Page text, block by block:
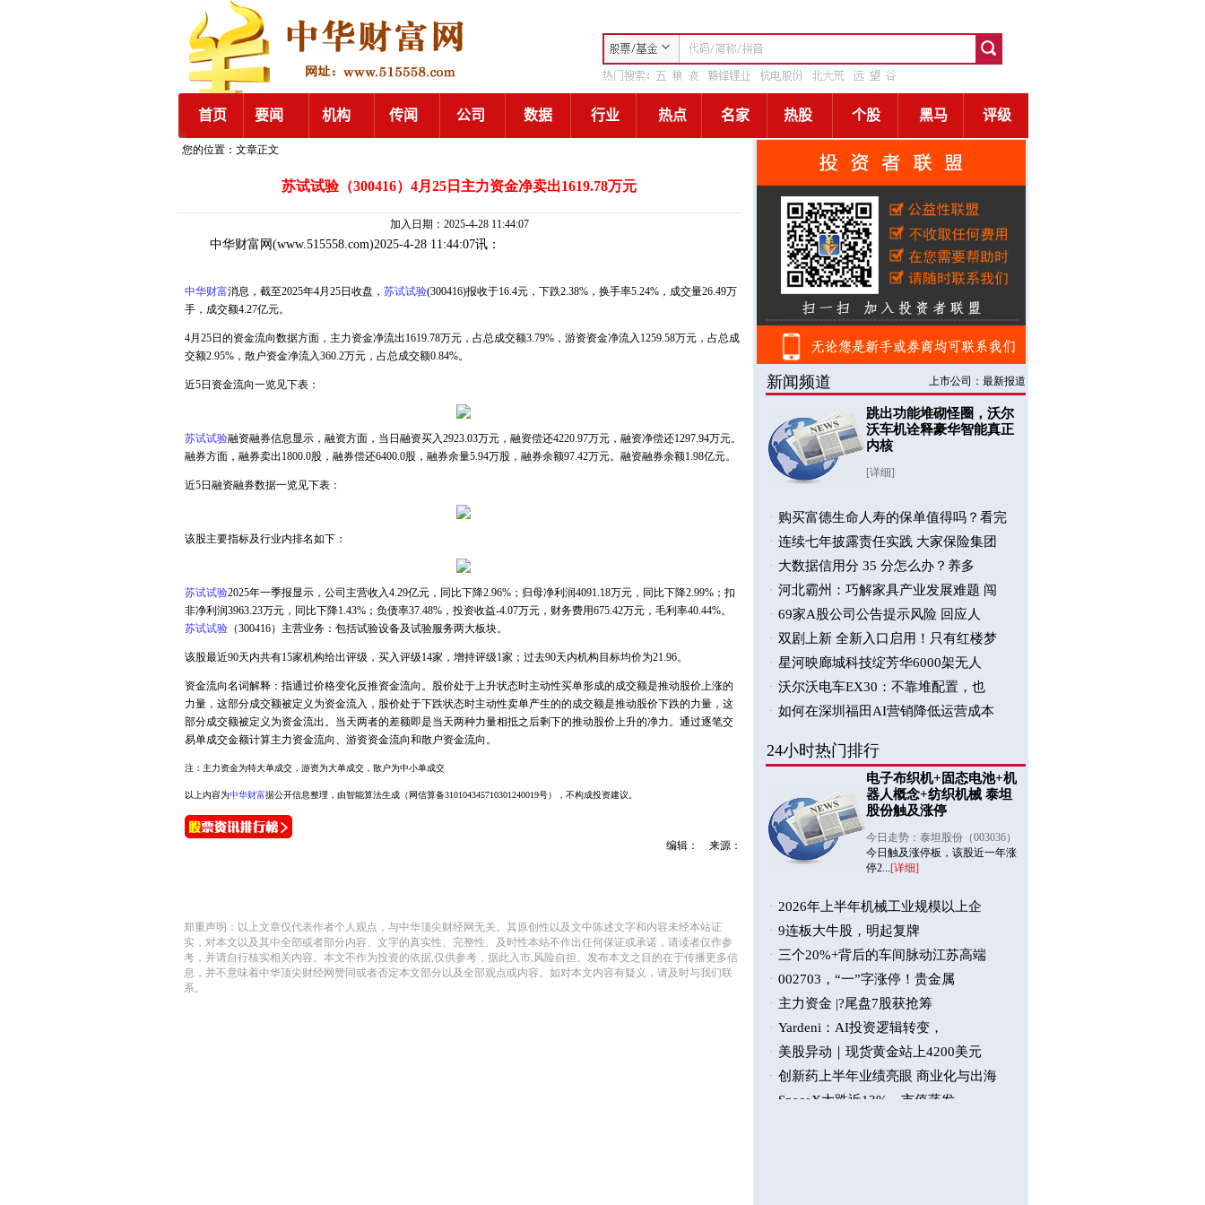
您的位置：文章正文
苏试试验（300416）4月25日主力资金净卖出1619.78万元
加入日期：2025-4-28 11:44:07
中华财富网 (www.515558.com)2025-4-28 11:44:07讯：
中华财富消息，截至2025年4月25日收盘， 苏试试验(300416)报收于16.4元，下跌2.38%，换手率5.24%，成交量26.49万
手，成交额4.27亿元。
4月25日的资金流向数据方面，主力资金净流出1619.78万元，占总成交额3.79%，游资资金净流入1259.58万元，占总成
交额2.95%，散户资金净流入360.2万元，占总成交额0.84%。
近5日资金流向一览见下表：
苏试试验融资融券信息显示，融资方面，当日融资买入2923.03万元，融资偿还4220.97万元，融资净偿还1297.94万元。
融券方面，融券卖出1800.0股，融券偿还6400.0股，融券余量5.94万股，融券余额97.42万元。融资融券余额1.98亿元。
近5日融资融券数据一览见下表：
该股主要指标及行业内排名如下：
苏试试验2025年一季报显示，公司主营收入4.29亿元，同比下降2.96%；归母净利润4091.18万元，同比下降2.99%；扣
非净利润3963.23万元，同比下降1.43%；负债率37.48%，投资收益-4.07万元，财务费用675.42万元，毛利率40.44%。
苏试试验 （300416）主营业务：包括试验设备及试验服务两大板块。
该股最近90天内共有15家机构给出评级，买入评级14家，增持评级1家；过去90天内机构目标均价为21.96。
资金流向名词解释：指通过价格变化反推资金流向。股价处于上升状态时主动性买单形成的成交额是推动股价上涨的
力量，这部分成交额被定义为资金流入，股价处于下跌状态时主动性卖单产生的的成交额是推动股价下跌的力量，这
部分成交额被定义为资金流出。当天两者的差额即是当天两种力量相抵之后剩下的推动股价上升的净力。通过逐笔交
易单成交金额计算主力资金流向、游资资金流向和散户资金流向。
注：主力资金为特大单成交，游资为大单成交，散户为中小单成交
以上内容为中华财富据公开信息整理，由智能算法生成（网信算备310104345710301240019号），不构成投资建议。
编辑： 来源：